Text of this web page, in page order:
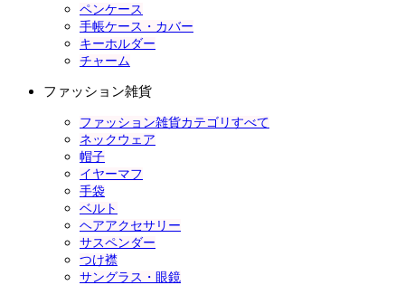
ペンケース
手帳ケース・カバー
キーホルダー
チャーム
ファッション雑貨
ファッション雑貨カテゴリすべて
ネックウェア
帽子
イヤーマフ
手袋
ベルト
ヘアアクセサリー
サスペンダー
つけ襟
サングラス・眼鏡